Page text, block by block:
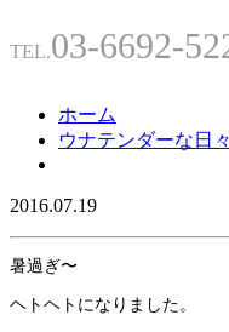
TEL.03-6692-
ホーム
ウナテンダーな日々
2016.07.19
暑過ぎ〜
ヘトヘトになりました。